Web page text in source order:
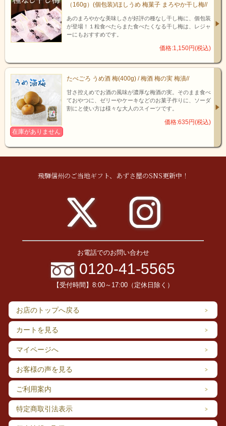
（160g）(個包装)/ほしうめ 梅菓子 まろやか干し梅//
あのまろやかな美味しさが好評の種なし干し梅に、個包装
が登場！１粒食べたらまた食べたくなる干し梅は、レジャ
ーにもおすすめです。
価格:1,150円(税込)
たべごろ うめ酒 梅(400g) / 梅酒 梅の実 梅漬//
甘さ控えめでお酒の風味が濃厚な梅酒の実。そのまま食べ
ておやつに、ゼリーやケーキなどのお菓子作りに、ソーダ
割にと使い方は様々な大人のスイーツです。
価格:635円(税込)
在庫がありません
飛騨信州のご当地ギフト、あずさ屋のSNS更新中！
お電話でのお問い合わせ
0120-41-5565
【受付時間】8:00～17:00（定休日除く）
お店のトップへ戻る
カートを見る
マイページへ
お客様の声を見る
ご利用案内
特定商取引法表示